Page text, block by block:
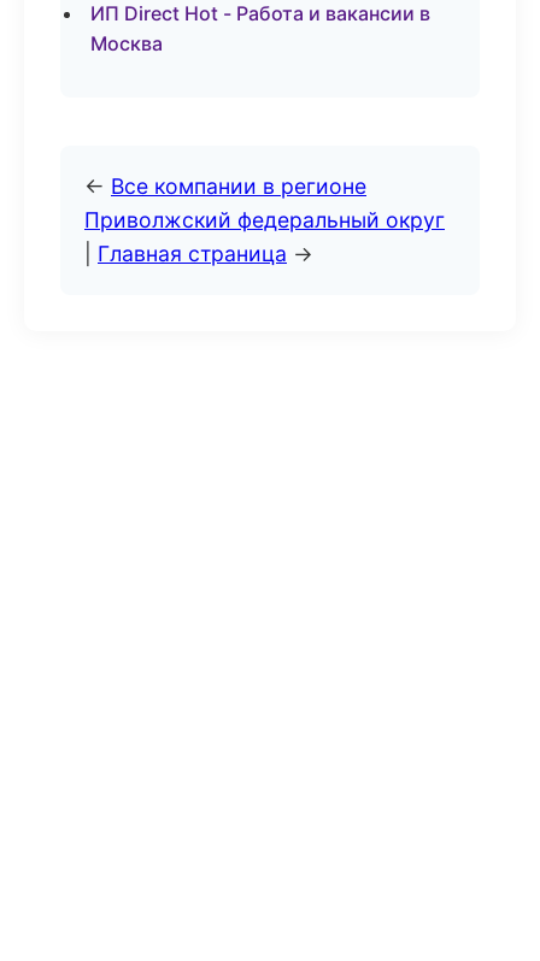
ИП Direct Hot - Работа и вакансии в
Москва
← Все компании в регионе
Приволжский федеральный округ
Главная страница →